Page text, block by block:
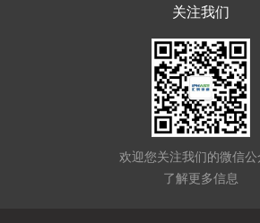
关注我们
欢迎您关注我们的微信公
了解更多信息